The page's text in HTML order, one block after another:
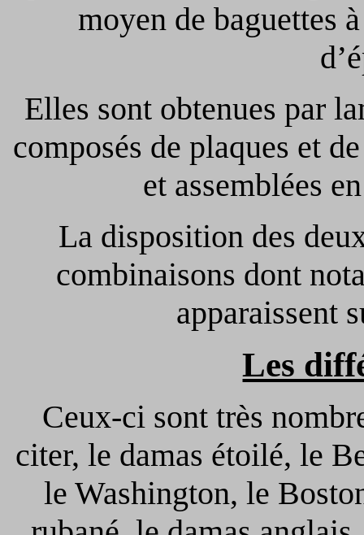
moyen de baguettes
Elles sont obtenues par
composés de plaques et
et assemblées
La disposition des
combinaisons dont
apparaissent
Les
Ceux-ci sont très
citer, le damas étoilé, le
le Washington, le